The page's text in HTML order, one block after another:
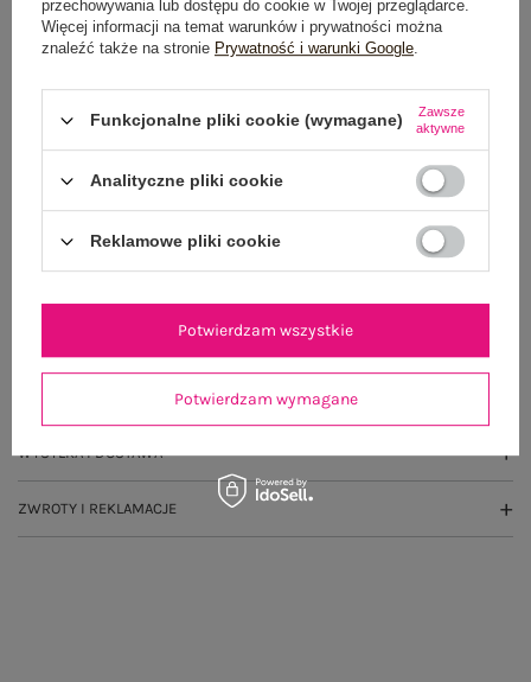
Dostawaod 7,99 zł
Do darmowej dostawy brakuje 200,00 zł
Wysyłkajutro
100 dni na zwrot
(1)
WYSYŁKA I DOSTAWA
ZWROTY I REKLAMACJE
przechowywania lub dostępu do cookie w Twojej przeglądarce.
Więcej informacji na temat warunków i prywatności można
znaleźć także na stronie Prywatność i warunki Google.
Funkcjonalne pliki cookie (wymagane)
Zawsze
aktywne
Analityczne pliki cookie
Reklamowe pliki cookie
Potwierdzam wymagane
Potwierdzam wszystkie